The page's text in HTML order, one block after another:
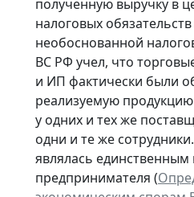
полученную выручку в
налоговых
необоснованной
ВС РФ учел, что
и ИП фактически были
реализуемую
у одних и тех же
одни и те же
являлась
предпринимателя (